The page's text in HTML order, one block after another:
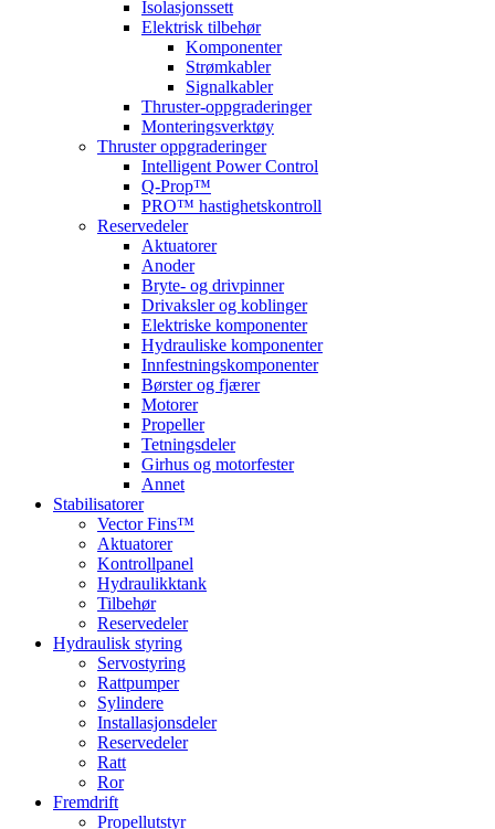
Isolasjonssett
Elektrisk tilbehør
Komponenter
Strømkabler
Signalkabler
Thruster-oppgraderinger
Monteringsverktøy
Thruster oppgraderinger
Intelligent Power Control
Q-Prop™
PRO™ hastighetskontroll
Reservedeler
Aktuatorer
Anoder
Bryte- og drivpinner
Drivaksler og koblinger
Elektriske komponenter
Hydrauliske komponenter
Innfestningskomponenter
Børster og fjærer
Motorer
Propeller
Tetningsdeler
Girhus og motorfester
Annet
Stabilisatorer
Vector Fins™
Aktuatorer
Kontrollpanel
Hydraulikktank
Tilbehør
Reservedeler
Hydraulisk styring
Servostyring
Rattpumper
Sylindere
Installasjonsdeler
Reservedeler
Ratt
Ror
Fremdrift
Propellutstyr